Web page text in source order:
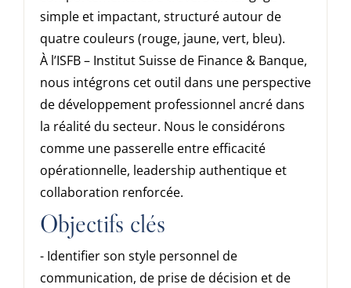
simple et impactant, structuré autour de
quatre couleurs (rouge, jaune, vert, bleu).
À l’ISFB – Institut Suisse de Finance & Banque,
nous intégrons cet outil dans une perspective
de développement professionnel ancré dans
la réalité du secteur. Nous le considérons
comme une passerelle entre efficacité
opérationnelle, leadership authentique et
collaboration renforcée.
Objectifs clés
- Identifier son style personnel de
communication, de prise de décision et de